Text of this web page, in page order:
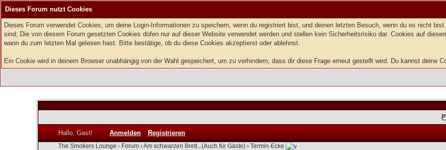
Dieses Forum nutzt Cookies
Dieses Forum verwendet Cookies, um deine Login-Informationen zu speichern, wenn du registriert bist, und deinen letzten Besuch, wenn du es nicht
sind; Die von diesem Forum gesetzten Cookies düfen nur auf dieser Website verwendet werden und stellen kein Sicherheitsrisiko dar. Cookies auf
wann du zum letzten Mal gelesen hast. Bitte bestätige, ob du diese Cookies akzeptierst oder ablehnst.
Ein Cookie wird in deinem Browser unabhängig von der Wahl gespeichert, um zu verhindern, dass dir diese Frage erneut gestellt wird. Du kannst deine
Hallo, Gast! Anmelden Registrieren
The Smokers Lounge - Forum ›Am schwarzen Brett...(Auch für Gäste) › Termin-Ecke